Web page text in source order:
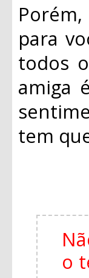
para
todos
amiga
tem
o